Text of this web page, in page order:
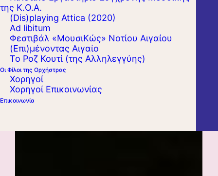
της Κ.Ο.Α.
(Dis)playing Attica (2020)
Ad libitum
Φεστιβάλ «ΜουσιΚώς» Νοτίου Αιγαίου
(Επι)μένοντας Αιγαίο
Το Ροζ Κουτί (της Αλληλεγγύης)
Οι Φίλοι της Ορχήστρας
Χορηγοί
Χορηγοί Επικοινωνίας
Επικοινωνία